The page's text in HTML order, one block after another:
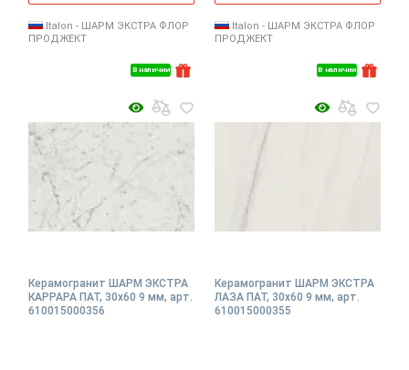
В наличии
Italon - ШАРМ ЭКСТРА ФЛОР
ПРОДЖЕКТ
В наличии
Italon - ШАРМ ЭКСТРА ФЛОР
ПРОДЖЕКТ
Керамогранит ШАРМ ЭКСТРА
КАРРАРА ПАТ, 30x60 9 мм, арт.
610015000356
Керамогранит ШАРМ ЭКСТРА
ЛАЗА ПАТ, 30x60 9 мм, арт.
610015000355